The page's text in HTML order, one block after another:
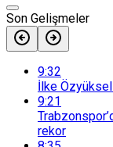
Son Gelişmeler
9:32
İlke
9:21
rekor